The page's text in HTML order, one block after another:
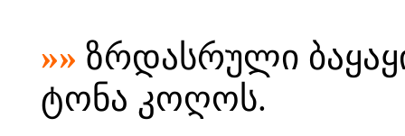
»» ზრდასრული
ტონა კოღოს.